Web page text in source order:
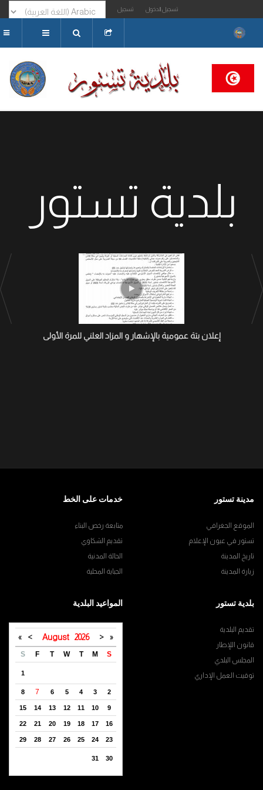
تسجيل الدخول تسجيل
البحث...
بلدية تستور
إعلان بتة عمومية بالإشهار و المزاد العلني للمرة الأولى
مدينة تستور
الموقع الجغرافي
تستور في عيون الإعلام
تاريخ المدينة
زيارة المدينة
خدمات على الخط
متابعة رخص البناء
تقديم الشكاوي
الحالة المدنية
الجباية المحلية
بلدية تستور
تقديم البلدية
قانون اللإطار
المجلس البلدي
توقيت العمل الإداري
المواعيد البلدية
«
<
August 2026
>
»
S
M
T
W
T
F
S
1
2
3
4
5
6
7
8
9
10
11
12
13
14
15
16
17
18
19
20
21
22
23
24
25
26
27
28
29
30
31